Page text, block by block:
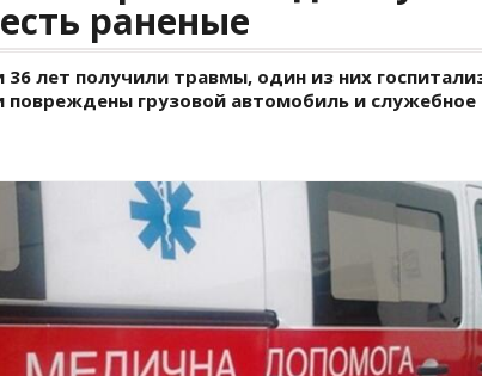
раненые
лет получили травмы, один из них
повреждены грузовой автомобиль и